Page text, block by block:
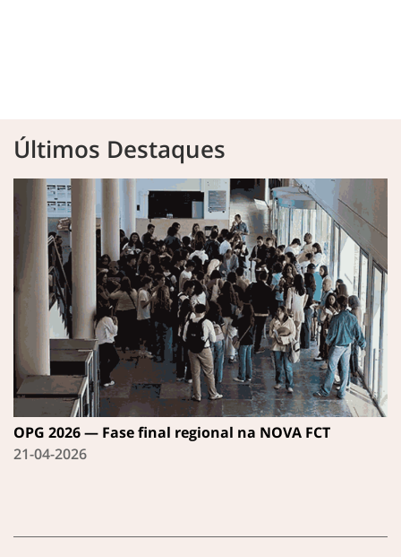
Últimos Destaques
OPG 2026 — Fase final regional na NOVA FCT
21-04-2026